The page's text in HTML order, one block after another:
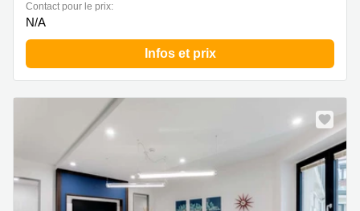
Contact pour le prix:
N/A
Infos et prix